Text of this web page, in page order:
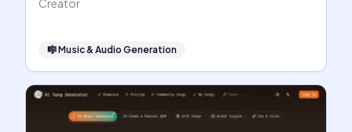
Creator
🎼Music & Audio Generation